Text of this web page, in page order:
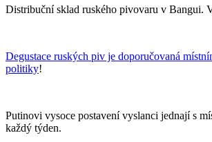
Distribuční sklad ruského pivovaru v Bangui.
Degustace ruských piv je doporučovaná
politiky!
Putinovi vysoce postavení vyslanci jednají s
každý týden.